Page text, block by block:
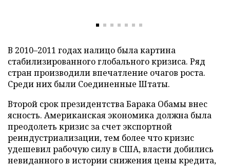
В 2010–2011 годах налицо была картина
стабилизированного глобального кризиса. Ряд
стран производили впечатление очагов роста.
Среди них были Соединенные Штаты.
Второй срок президентства Барака Обамы внес
ясность. Американская экономика должна была
преодолеть кризис за счет экспортной
реиндустриализации, тем более что кризис
удешевил рабочую силу в США, власти добились
невиданного в истории снижения цены кредита,